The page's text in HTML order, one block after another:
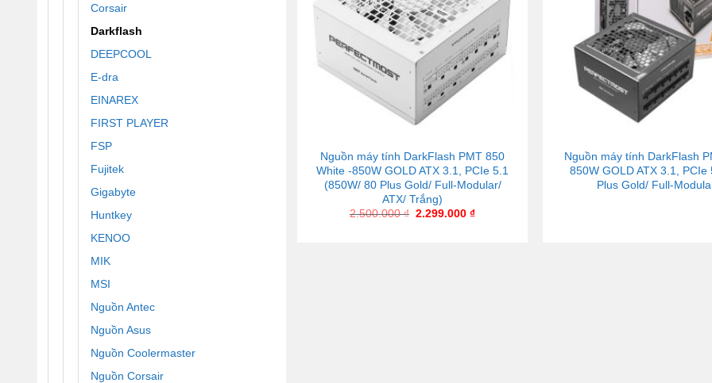
Corsair
Darkflash
DEEPCOOL
E-dra
EINAREX
FIRST PLAYER
FSP
Fujitek
Gigabyte
Huntkey
KENOO
MIK
MSI
Nguồn Antec
Nguồn Asus
Nguồn Coolermaster
Nguồn Corsair
Nguồn máy tính DarkFlash PMT 850
White -850W GOLD ATX 3.1, PCIe 5.1
(850W/ 80 Plus Gold/ Full-Modular/
ATX/ Trắng)
2.500.000₫ 2.299.000₫
Nguồn máy tính DarkFlash
850W GOLD ATX 3.1, PCIe
Plus Gold/ Full-